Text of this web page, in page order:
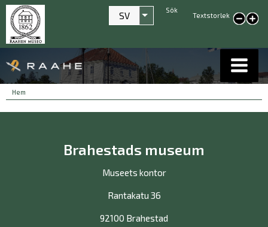
Textstorlek
smaller text
Sök
SV Visa fler åtgärder
Länkstigar
You
Hem
Brahestads museum
Museets kontor
Rantakatu 36
92100 Brahestad